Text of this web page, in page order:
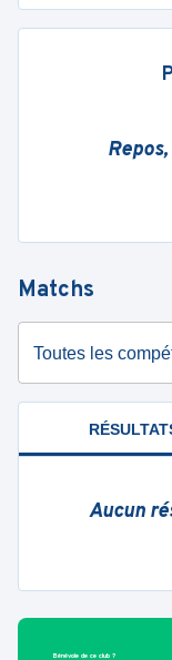
Matchs
Toutes les
Aucun
Bénévole de ce club ?